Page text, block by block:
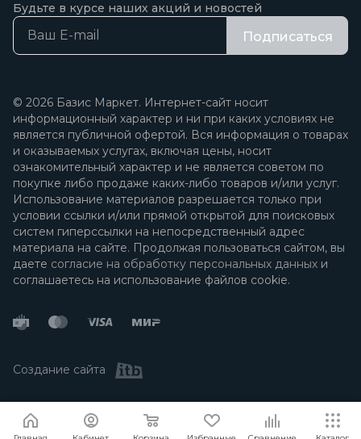
Будьте в курсе наших акций и новостей
Подписаться
© 2026 Базис Маркет. Интернет-сайт носит
информационный характер и ни при каких условиях не
является публичной офертой. Вся информация о товарах
и оказываемых услугах, включая цены, носит
ознакомительный характер и не является советом по
покупке либо продаже каких-либо товаров и/или услуг.
Использование материалов разрешается только при
условии ссылки и/или прямой открытой для поисковых
систем гиперссылки на непосредственный адрес
материала на сайте. Продолжая пользоваться сайтом, вы
даете согласие на обработку персональных данных и
соглашаетесь на использование файлов cookie.
Создание сайта
Мы используем файлы cookie. Подробнее Я согласен